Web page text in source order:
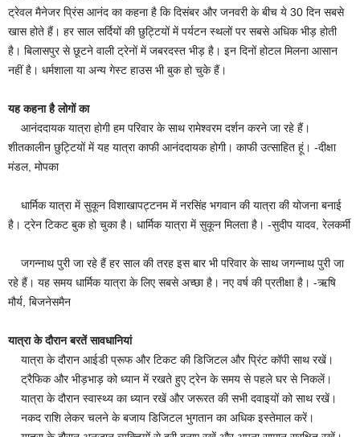
ट्रेवल मैनेजर प्रिंस आनंद का कहना है कि दिसंबर और जनवरी के बीच ये 30 दिन सबसे
खास होते हैं। हर साल सर्दियों की छुट्टियों में पर्यटन स्थलों पर सबसे अधिक भीड़ होती
है। बिलासपुर से छूटने वाली ट्रेनों में जबरदस्त भीड़ है। इन दिनों होटल मिलना आसान
नहीं है। धर्मशाला या अन्य गेस्ट हाउस भी बुक हो चुके हैं।
यह कहना है लोगों का
आनंददायक यात्रा होगी हम परिवार के साथ रामेश्वरम दर्शन करने जा रहे हैं।
शीतकालीन छुट्टियों में यह यात्रा काफी आनंददायक होगी। काफी उत्साहित हूं। -दीक्षा
मंडल, मोपका
धार्मिक यात्रा में सुकून विशाखापट्टनम में नरसिंह भगवान की यात्रा की योजना बनाई
है। ट्रेन टिकट बुक हो चुका है। धार्मिक यात्रा में सुकून मिलता है। -सुदीप यादव, रेलकर्मी
जगन्नाथ पुरी जा रहे हैं हर साल की तरह इस बार भी परिवार के साथ जगन्नाथ पुरी जा
रहे हैं। यह समय धार्मिक यात्रा के लिए सबसे अच्छा है। नए वर्ष की प्रतीक्षा है। -ऋषि
मौर्य, बिजनेसमैन
यात्रा के दौरान बरतें सावधानियां
यात्रा के दौरान आईडी प्रूफ और टिकट की डिजिटल और प्रिंट कॉपी साथ रखें।
ट्रैफिक और भीड़भाड़ को ध्यान में रखते हुए ट्रेन के समय से पहले घर से निकलें।
यात्रा के दौरान स्वास्थ्य का ध्यान रखें और जरूरत की सभी दवाइयों को साथ रखें।
नकद राशि लेकर चलने के बजाय डिजिटल भुगतान का अधिक इस्तेमाल करें।